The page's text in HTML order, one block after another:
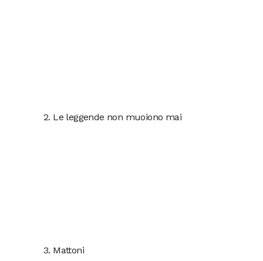
2. Le leggende non muoiono mai
3. Mattoni